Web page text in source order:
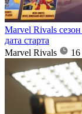
Marvel Rivals
дата старта
Marvel Rivals
16